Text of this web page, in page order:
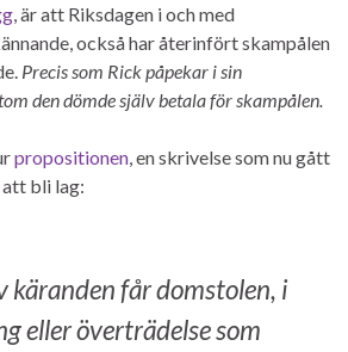
, är att Riksdagen i och med
också har återinfört skampålen
Precis som Rick påpekar i sin
den dömde själv betala för skampålen.
propositionen, en skrivelse som nu gått
bli lag:
käranden får domstolen, i
eller överträdelse som